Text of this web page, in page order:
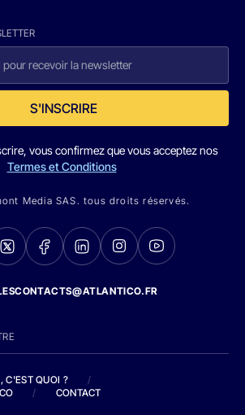
S'INSCRIRE
vous confirmez que vous acceptez nos
Termes et Conditions
Media SAS. tous droits réservés.
C'EST QUOI ?
/
/ CONTACT